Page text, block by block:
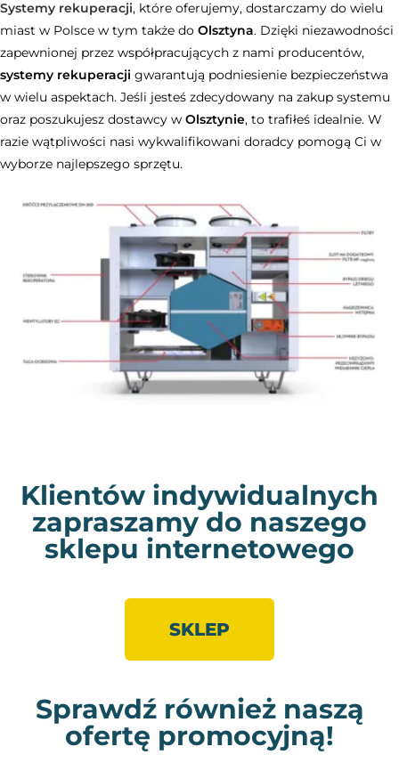
Systemy rekuperacji, które oferujemy, dostarczamy do wielu
miast w Polsce w tym także do Olsztyna. Dzięki niezawodności
zapewnionej przez współpracujących z nami producentów,
systemy rekuperacji gwarantują podniesienie bezpieczeństwa
w wielu aspektach. Jeśli jesteś zdecydowany na zakup systemu
oraz poszukujesz dostawcy w Olsztynie, to trafiłeś idealnie. W
razie wątpliwości nasi wykwalifikowani doradcy pomogą Ci w
wyborze najlepszego sprzętu.
Klientów indywidualnych
zapraszamy do naszego
sklepu internetowego
SKLEP
Sprawdź również naszą
ofertę promocyjną!